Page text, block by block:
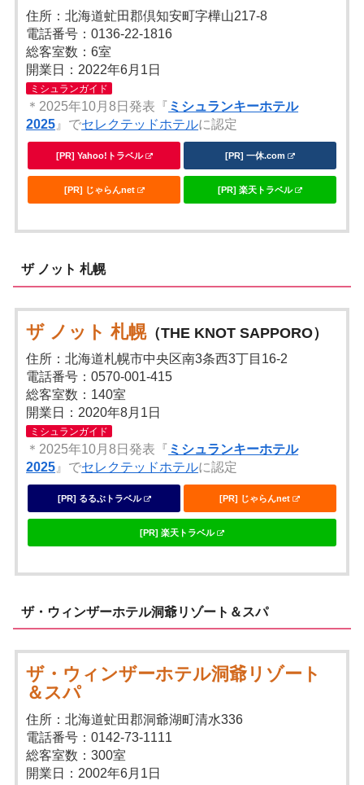
住所：北海道虻田郡倶知安町字樺山217-8
電話番号：0136-22-1816
総客室数：6室
開業日：2022年6月1日
ミシュランガイド
＊2025年10月8日発表『 ミシュランキーホテル
2025 』でセレクテッドホテルに認定
[PR] Yahoo!トラベル [PR] 一休.com
[PR] じゃらんnet [PR] 楽天トラベル
ザ ノット 札幌
ザ ノット 札幌（THE KNOT SAPPORO）
住所：北海道札幌市中央区南3条西3丁目16-2
電話番号：0570-001-415
総客室数：140室
開業日：2020年8⽉1⽇
ミシュランガイド
＊2025年10月8日発表『 ミシュランキーホテル
2025 』でセレクテッドホテルに認定
[PR] るるぶトラベル [PR] じゃらんnet
[PR] 楽天トラベル
ザ・ウィンザーホテル洞爺リゾート＆スパ
ザ・ウィンザーホテル洞爺リゾート
＆スパ
住所：北海道虻田郡洞爺湖町清水336
電話番号：0142-73-1111
総客室数：300室
開業日：2002年6月1日